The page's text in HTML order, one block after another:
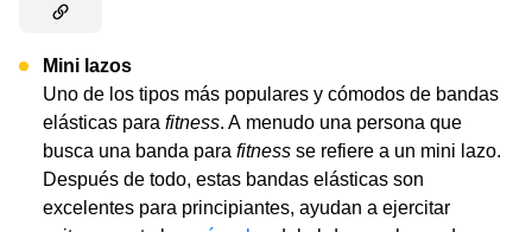
Mini lazos
Uno de los tipos más populares y cómodos de bandas
elásticas para fitness. A menudo una persona que
busca una banda para fitness se refiere a un mini lazo.
Después de todo, estas bandas elásticas son
excelentes para principiantes, ayudan a ejercitar